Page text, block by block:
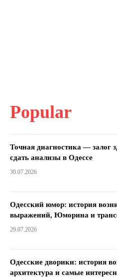
Popular
Точная диагностика — залог
сдать анализы в Одессе
30.07.2026
Одесский юмор: история
выражений, Юморина и
29.07.2026
Одесские дворики: история
архитектура и самые